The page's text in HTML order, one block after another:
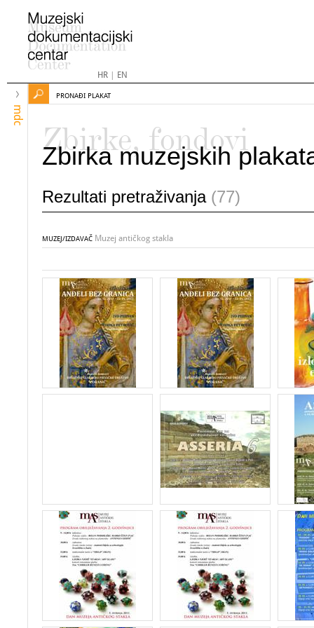
HR| EN
mdc
PRONAĐI PLAKAT
Zbirke, fondovi
Zbirka muzejskih
Rezultati pretraživanja (77)
MUZEJ/IZDAVAČ Muzej antičkog stakla